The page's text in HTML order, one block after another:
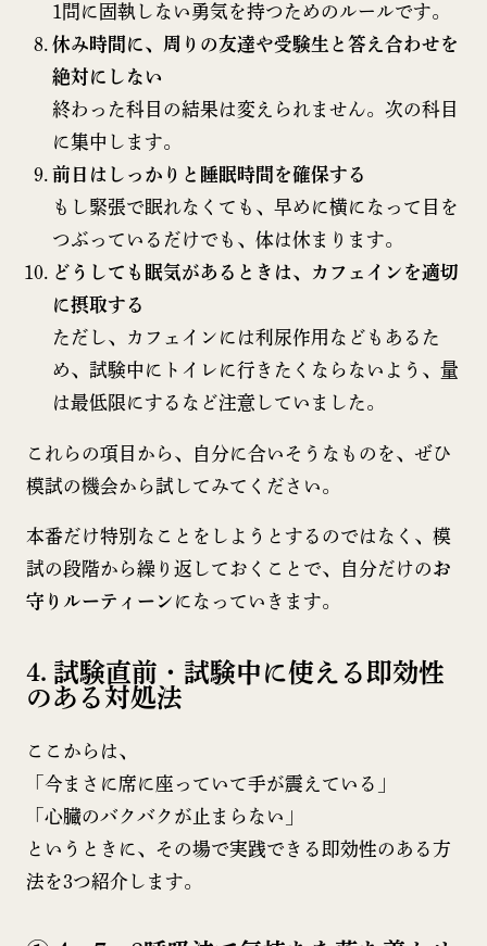
1問に固執しない勇気を持つためのルールです。
休み時間に、周りの友達や受験生と答え合わせを
絶対にしない
終わった科目の結果は変えられません。次の科目
に集中します。
前日はしっかりと睡眠時間を確保する
もし緊張で眠れなくても、早めに横になって目を
つぶっているだけでも、体は休まります。
どうしても眠気があるときは、カフェインを適切
に摂取する
ただし、カフェインには利尿作用などもあるた
め、試験中にトイレに行きたくならないよう、量
は最低限にするなど注意していました。
これらの項目から、自分に合いそうなものを、ぜひ
模試の機会から試してみてください。
本番だけ特別なことをしようとするのではなく、模
試の段階から繰り返しておくことで、自分だけのお
守りルーティーン になっていきます。
4. 試験直前・試験中に使える即効性
のある対処法
ここからは、
「今まさに席に座っていて手が震えている」
「心臓のバクバクが止まらない」
というときに、その場で実践できる即効性のある方
法を3つ紹介します。